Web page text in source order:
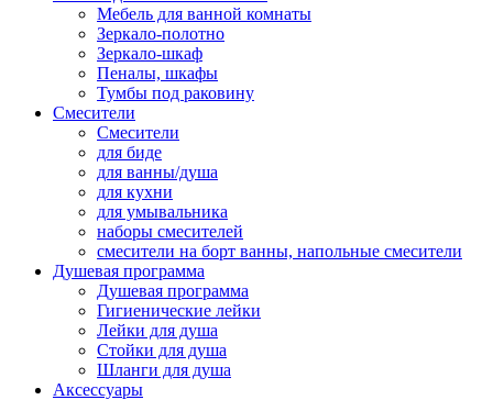
Мебель для ванной комнаты
Зеркало-полотно
Зеркало-шкаф
Пеналы, шкафы
Тумбы под раковину
Смесители
Смесители
для биде
для ванны/душа
для кухни
для умывальника
наборы смесителей
смесители на борт ванны, напольные смесители
Душевая программа
Душевая программа
Гигиенические лейки
Лейки для душа
Стойки для душа
Шланги для душа
Аксессуары